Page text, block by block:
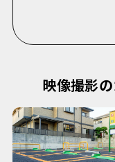
映像撮影